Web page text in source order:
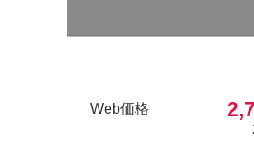
Web価格